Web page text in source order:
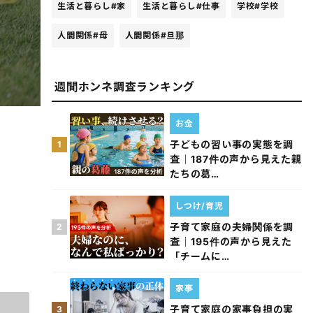
生活と暮らし#家 生活と暮らし#仕事 学校#学校
人間関係#母 人間関係#旦那
週間ホンネ調査ランキング
1
子どもの習い事の実態を調
査｜187件の声から見えた親
たちの葛…
お金
2
子育て家庭の夫婦関係を調
査｜195件の声から見えた
「チームに…
しつけ/育児
3 子育て家庭の家事負担の実
家事